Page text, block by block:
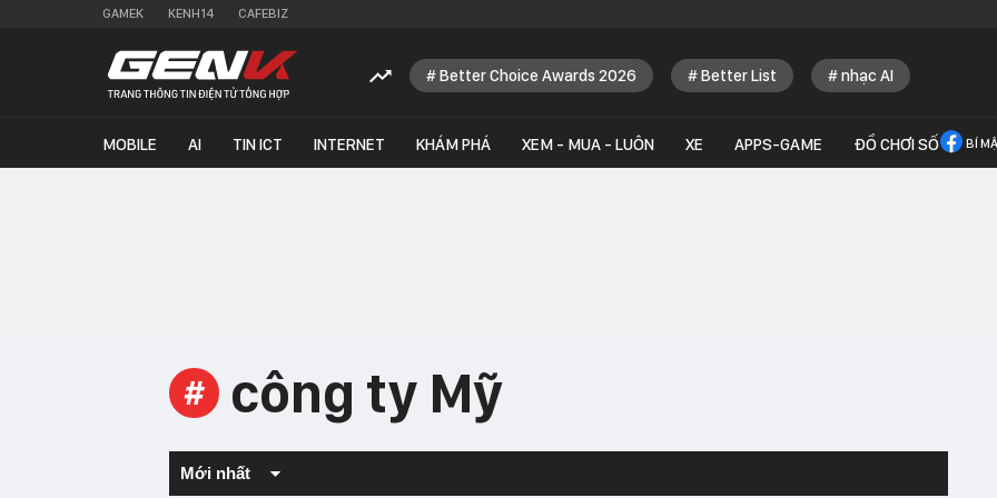
GAMEK KENH14 CAFEBIZ
Better Choice Awards 2026 Better List nhạc AI
MOBILE AI TIN ICT INTERNET KHÁM PHÁ XEM - MUA - LUÔN XE APPS-GAME ĐỒ CHƠI SỐ BÍ
# công ty Mỹ
Mới nhất